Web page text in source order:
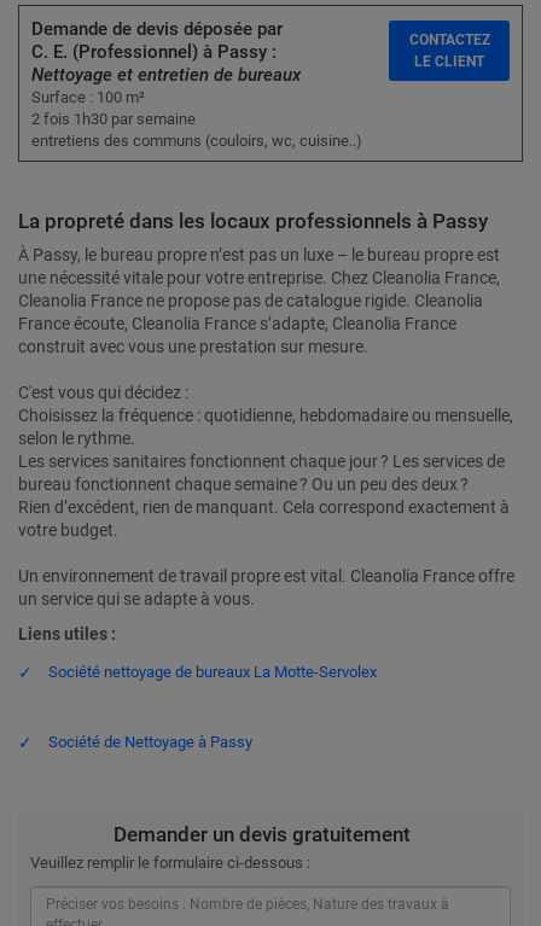
Demande de devis déposée par
C. E. (Professionnel) à Passy :
Nettoyage et entretien de bureaux
Surface : 100 m²
2 fois 1h30 par semaine
entretiens des communs (couloirs, wc, cuisine..)
CONTACTEZ
LE CLIENT
La propreté dans les locaux professionnels à Passy
À Passy, le bureau propre n’est pas un luxe – le bureau propre est
une nécessité vitale pour votre entreprise. Chez Cleanolia France,
Cleanolia France ne propose pas de catalogue rigide. Cleanolia
France écoute, Cleanolia France s’adapte, Cleanolia France
construit avec vous une prestation sur mesure.
C'est vous qui décidez :
Choisissez la fréquence : quotidienne, hebdomadaire ou mensuelle,
selon le rythme.
Les services sanitaires fonctionnent chaque jour ? Les services de
bureau fonctionnent chaque semaine ? Ou un peu des deux ?
Rien d’excédent, rien de manquant. Cela correspond exactement à
votre budget.
Un environnement de travail propre est vital. Cleanolia France offre
un service qui se adapte à vous.
Liens utiles :
Société nettoyage de bureaux La Motte-Servolex
Société de Nettoyage à Passy
Demander un devis gratuitement
Veuillez remplir le formulaire ci-dessous :